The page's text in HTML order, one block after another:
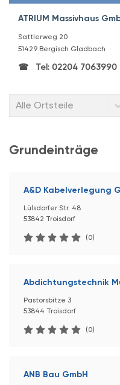
ATRIUM Massivhaus
Sattlerweg 20
51429 Bergisch Gladbach
Tel: 02204 7063990
Alle Ortsteile
Grundeinträge
A&D Kabelverlegung
Lülsdorfer Str. 48
53842 Troisdorf
(0)
Abdichtungstechnik
Pastorsbitze 3
53844 Troisdorf
(0)
ANB Bau GmbH